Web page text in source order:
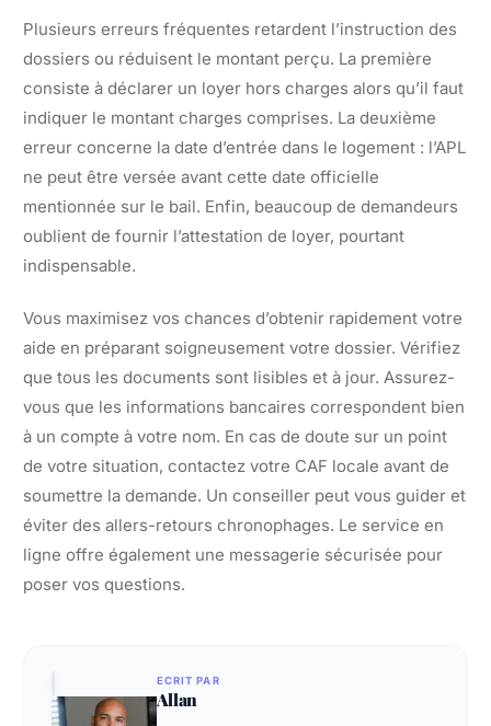
Plusieurs erreurs fréquentes retardent l’instruction des
dossiers ou réduisent le montant perçu. La première
consiste à déclarer un loyer hors charges alors qu’il faut
indiquer le montant charges comprises. La deuxième
erreur concerne la date d’entrée dans le logement : l’APL
ne peut être versée avant cette date officielle
mentionnée sur le bail. Enfin, beaucoup de demandeurs
oublient de fournir l’attestation de loyer, pourtant
indispensable.
Vous maximisez vos chances d’obtenir rapidement votre
aide en préparant soigneusement votre dossier. Vérifiez
que tous les documents sont lisibles et à jour. Assurez-
vous que les informations bancaires correspondent bien
à un compte à votre nom. En cas de doute sur un point
de votre situation, contactez votre CAF locale avant de
soumettre la demande. Un conseiller peut vous guider et
éviter des allers-retours chronophages. Le service en
ligne offre également une messagerie sécurisée pour
poser vos questions.
ECRIT PAR
Allan